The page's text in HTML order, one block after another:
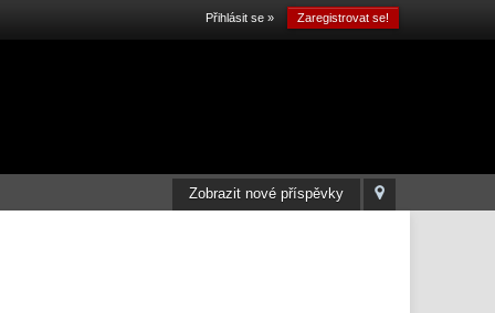
Přihlásit se » Zaregistrovat se!
Zobrazit nové příspěvky